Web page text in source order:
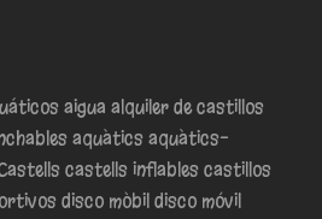
aigua alquiler de castillos
aquàtics aquàtics-
castells inflables castillos
disco mòbil disco móvil